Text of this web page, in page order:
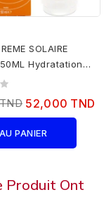
SOLAIRE
Hydratation
52,000 TND
PANIER
Produit Ont